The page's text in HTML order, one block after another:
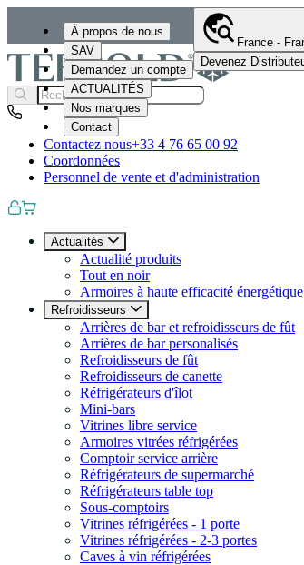
À propos de nous
SAV
Demandez un compte
ACTUALITÉS
Nos marques
Contact
France -
Devenez
Contactez nous+33 4 76 65 00 92
Coordonnées
Personnel de vente et d'administration
Actualités
Actualité produits
Tout en noir
Armoires à haute efficacité énergétique
Refroidisseurs
Arrières de bar et refroidisseurs de fût
Arrières de bar personalisés
Refroidisseurs de fût
Refroidisseurs de canette
Réfrigérateurs d'îlot
Mini-bars
Vitrines libre service
Armoires vitrées réfrigérées
Comptoir service arrière
Réfrigérateurs de supermarché
Réfrigérateurs table top
Sous-comptoirs
Vitrines réfrigérées - 1 porte
Vitrines réfrigérées - 2-3 portes
Caves à vin réfrigérées